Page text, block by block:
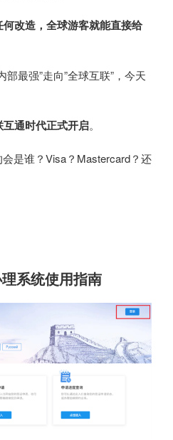
何改造，全球游客就能直接给
最强”走向”全球互联”，今天
互通时代正式开启。
是谁？Visa？Mastercard？还
系统使用指南